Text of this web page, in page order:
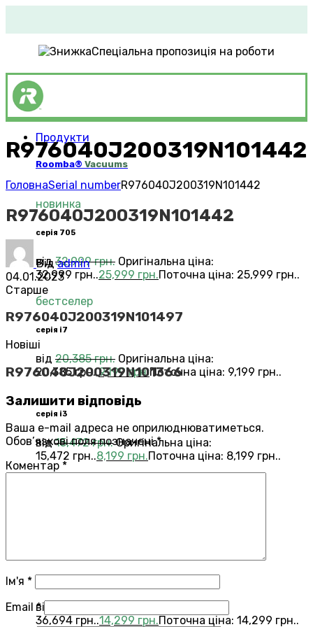
Спеціальна пропозиція на роботи
Продукти
Roomba® Vacuums
новинка
серія 705
від32,999грн. Оригінальна ціна:
32,999 грн..25,999 грн.Поточна ціна: 25,999 грн..
бестселер
серія i7
від 20,385грн. Оригінальна ціна:
20,385 грн..9,199 грн.Поточна ціна: 9,199 грн..
серія i3
від15,472грн. Оригінальна ціна:
15,472 грн..8,199 грн.Поточна ціна: 8,199 грн..
від
36,694 грн..14,299 грн.Поточна ціна: 14,299 грн..
R976040J200319N101442
ГоловнаSerial numberR976040J200319N101442
R976040J200319N101442
Відadmin
04.01.2023
Старше
R976040J200319N101497
Новіші
R976040J200319N101366
Залишити відповідь
Ваша e-mail адреса не оприлюднюватиметься.
Обов’язкові поля позначені*
Коментар *
Ім'я *
Email *